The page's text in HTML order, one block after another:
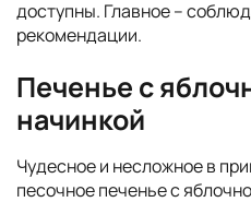
доступны. Главное –
рекомендации.
Печенье с
начинкой
Чудесное и несложное в
песочное печенье с